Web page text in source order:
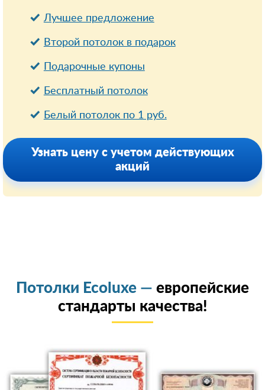
Лучшее предложение
Второй потолок в подарок
Подарочные купоны
Бесплатный потолок
Белый потолок по 1 руб.
Узнать цену с учетом действующих
акций
Потолки Ecoluxe — европейские
стандарты качества!